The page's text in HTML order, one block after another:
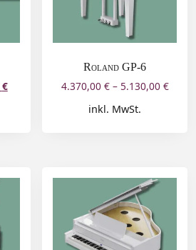
€
Roland GP-6
4.370,00 €– 5.130,00 €
inkl. MwSt.